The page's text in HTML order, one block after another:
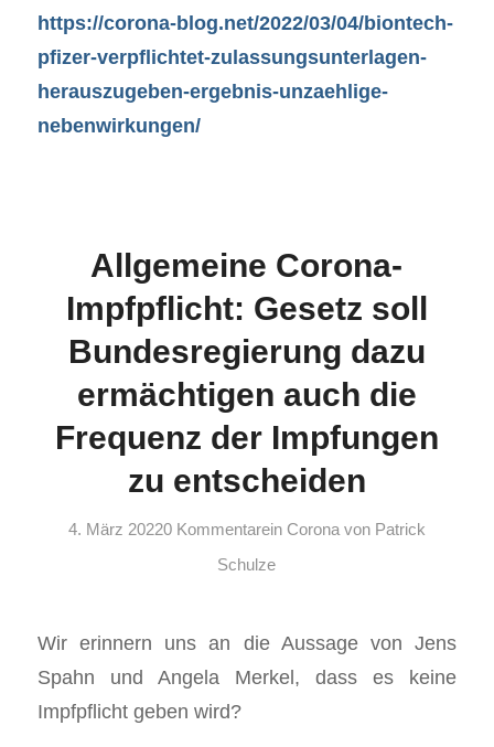
https://corona-blog.net/2022/03/04/biontech-
pfizer-verpflichtet-zulassungsunterlagen-
herauszugeben-ergebnis-unzaehlige-
nebenwirkungen/
Allgemeine Corona-
Impfpflicht: Gesetz soll
Bundesregierung dazu
ermächtigen auch die
Frequenz der Impfungen
zu entscheiden
4. März 20220 Kommentarein Corona von Patrick
Schulze
Wir erinnern uns an die Aussage von Jens
Spahn und Angela Merkel, dass es keine
Impfpflicht geben wird?